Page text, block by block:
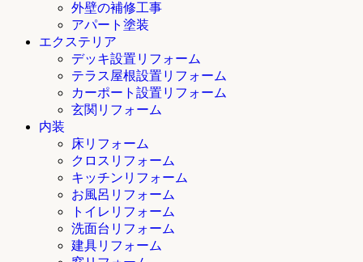
外壁の補修工事
アパート塗装
エクステリア
デッキ設置リフォーム
テラス屋根設置リフォーム
カーポート設置リフォーム
玄関リフォーム
内装
床リフォーム
クロスリフォーム
キッチンリフォーム
お風呂リフォーム
トイレリフォーム
洗面台リフォーム
建具リフォーム